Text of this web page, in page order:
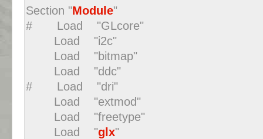
Section "Module"
# Load "GLcore"
Load "i2c"
Load "bitmap"
Load "ddc"
# Load "dri"
Load "extmod"
Load "freetype"
Load "glx"